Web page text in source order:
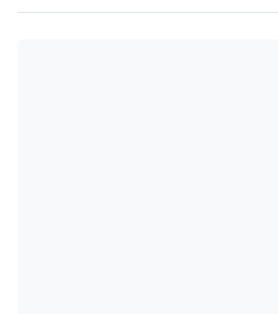
Estatuto do Torcedor, para que as